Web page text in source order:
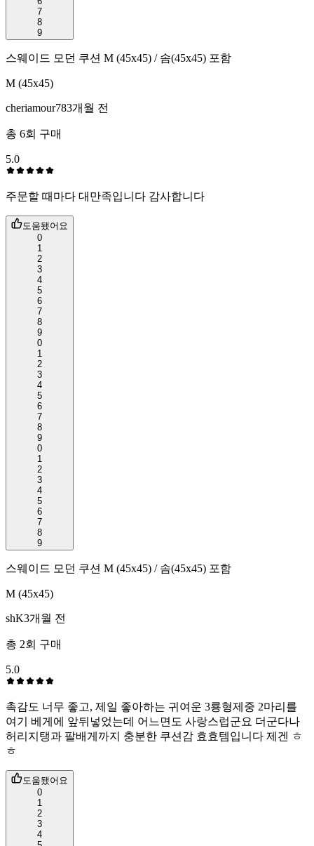
7
8
9
스웨이드 모던 쿠션 M (45x45) / 솜(45x45) 포함
M (45x45)
cheriamour783개월 전
총 6회 구매
5.0
주문할 때마다 대만족입니다 감사합니다
도움됐어요
0
1
2
3
4
5
6
7
8
9
0
1
2
3
4
5
6
7
8
9
0
1
2
3
4
5
6
7
8
9
스웨이드 모던 쿠션 M (45x45) / 솜(45x45) 포함
M (45x45)
shK3개월 전
총 2회 구매
5.0
촉감도 너무 좋고, 제일 좋아하는 귀여운 3룡형제중 2마리를
여기 베게에 앞뒤넣었는데 어느면도 사랑스럽군요 더군다나
허리지탱과 팔배게까지 충분한 쿠션감 효효템입니다 제겐 ㅎ
ㅎ
도움됐어요
0
1
2
3
4